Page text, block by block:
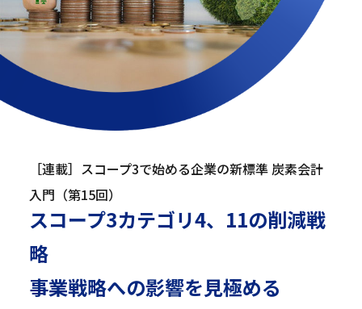
［連載］スコープ3で始める企業の新標準 炭素会計
入門（第15回）
スコープ3カテゴリ4、11の削減戦
略
事業戦略への影響を見極める